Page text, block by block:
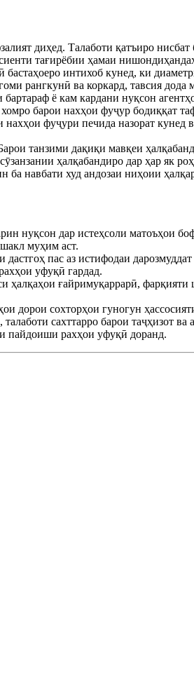
диҳед. Талаботи қатъиро
тағирёбии ҳамаи
интихоб кунед, ки
рангкунӣ ва коркард, тавсия
ё кам кардани нуқсон
барои нахҳои фуҷур бодиққат
фуҷури печида назорат
танзими дақиқи мавқеи
ҳалқабандиро дар ҳар як
навбати худ андозаи ниҳоии
нуқсон дар истеҳсоли матоъҳои
муҳим аст.
пас аз истифодаи
уфуқӣ гардад.
ҳалқаҳои ғайримуқаррарӣ,
дорои сохторҳои гуногун
сахттарро барои таҷҳизот
пайдоиши рахҳои уфуқӣ доранд.